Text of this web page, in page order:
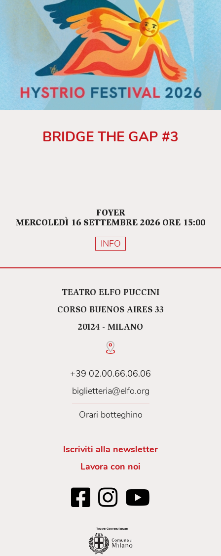
BRIDGE THE GAP #3
FOYER
MERCOLEDÌ 16 SETTEMBRE 2026 ORE 15:00
INFO
TEATRO ELFO PUCCINI
CORSO BUENOS AIRES 33
20124 - MILANO
+39 02.00.66.06.06
biglietteria@elfo.org
Orari botteghino
Iscriviti alla newsletter
Lavora con noi